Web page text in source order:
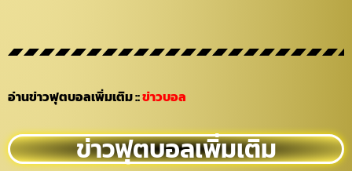
อ่านข่าวฟุตบอลเพิ่มเติม::ข่าวบอล
ข่าวฟุตบอลเพิ่มเติม